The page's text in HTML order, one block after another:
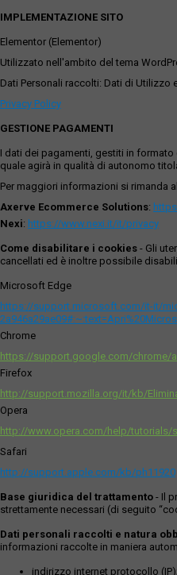
IMPLEMENTAZIONE SITO
Elementor (Elementor)
Utilizzato nell'ambito del tema
Dati Personali raccolti: Dati di
Privacy Policy
GESTIONE PAGAMENTI
I dati dei pagamenti, gestiti in
quale agirà in qualità di autonomo
Per maggiori informazioni si rimanda
Axerve Ecommerce Solutions:
Nexi: https://www.nexi.it/it/privacy
Come disabilitare i cookies - Gli
cancellati ed è inoltre possibile
Microsoft Edge
https://support.microsoft.com/it-it/
Chrome
https://support.google.com/chrome/
Firefox
http://support.mozilla.org/it/kb/
Opera
http://www.opera.com/help/tutorials/
Safari
http://support.apple.com/kb/ph11920
Base giuridica del trattamento - Il
strettamente necessari (di seguito
Dati personali raccolti e natura
informazioni raccolte in maniera
indirizzo internet protocollo (IP);